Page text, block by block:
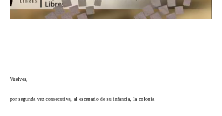
Vuelves,
por segunda vez consecutiva, al escenario de su infancia, la colonia